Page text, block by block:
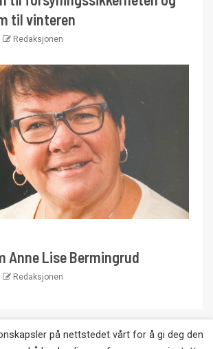
til vinteren
Redaksjonen
Anne Lise Bermingrud
Redaksjonen
Eikernytt.no utgis av Roy’s
på nettstedet vårt for å gi deg den